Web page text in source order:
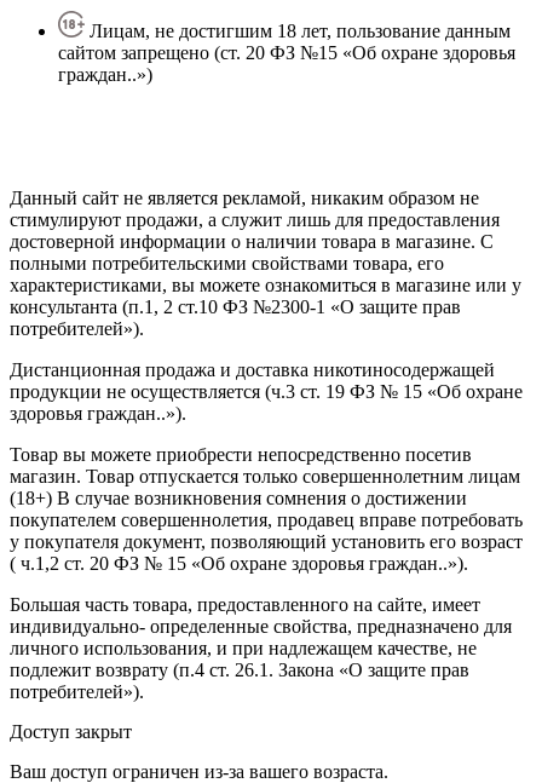
Лицам, не достигшим 18 лет, пользование данным
сайтом запрещено (ст. 20 ФЗ №15 «Об охране здоровья
граждан..»)
Данный сайт не является рекламой, никаким образом не
стимулируют продажи, а служит лишь для предоставления
достоверной информации о наличии товара в магазине. С
полными потребительскими свойствами товара, его
характеристиками, вы можете ознакомиться в магазине или у
консультанта (п.1, 2 ст.10 ФЗ №2300-1 «О защите прав
потребителей»).
Дистанционная продажа и доставка никотиносодержащей
продукции не осуществляется (ч.3 ст. 19 ФЗ № 15 «Об охране
здоровья граждан..»).
Товар вы можете приобрести непосредственно посетив
магазин. Товар отпускается только совершеннолетним лицам
(18+) В случае возникновения сомнения о достижении
покупателем совершеннолетия, продавец вправе потребовать
у покупателя документ, позволяющий установить его возраст
( ч.1,2 ст. 20 ФЗ № 15 «Об охране здоровья граждан..»).
Большая часть товара, предоставленного на сайте, имеет
индивидуально- определенные свойства, предназначено для
личного использования, и при надлежащем качестве, не
подлежит возврату (п.4 ст. 26.1. Закона «О защите прав
потребителей»).
Доступ закрыт
Ваш доступ ограничен из-за вашего возраста.